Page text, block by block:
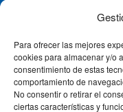
Para ofrecer las mejores
cookies para almacenar y/o
consentimiento de estas
comportamiento de
No consentir o retirar el
ciertas características y
CLÍNICA CEMTRO
QUIÉNES SOMOS